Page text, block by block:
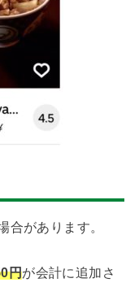
合があります。
円が会計に追加さ